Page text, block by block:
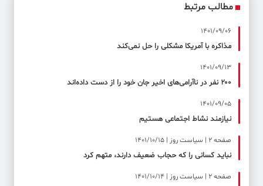
مطالب مرتبط
1401/09/06
مذاکره با آمریکا مشکلی را حل نمی‌کند
1401/09/13
۲۰۰ نفر در ناآرامی‌های اخیر جان خود را از دست داده‌اند
1401/09/05
نیازمند نشاط اجتماعی هستیم
صفحه ۲ | سیاست روز | 1401/10/15
نباید کسانی را که حجاب ضعیف دارند، متهم کرد
صفحه ۲ | سیاست روز | 1401/10/14